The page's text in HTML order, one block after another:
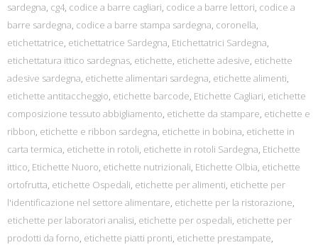
sardegna, cg4, codice a barre cagliari, codice a barre lettori, codice a
barre sardegna, codice a barre stampa sardegna, coronella,
etichettatrice, etichettatrice Sardegna, Etichettatrici Sardegna,
etichettatura ittico sardegnas, etichette, etichette adesive, etichette
adesive sardegna, etichette alimentari sardegna, etichette alimenti,
etichette antitaccheggio, etichette barcode, Etichette Cagliari, etichette
composizione tessuto abbigliamento, etichette da stampare, etichette e
ribbon, etichette e ribbon sardegna, etichette in bobina, etichette in
carta termica, etichette in rotoli, etichette in rotoli Sardegna, Etichette
ittico, Etichette Nuoro, etichette nutrizionali, Etichette Olbia, etichette
ortofrutta, etichette Ospedali, etichette per alimenti, etichette per
l'identificazione nel settore alimentare, etichette per la ristorazione,
etichette per laboratori analisi, etichette per ospedali, etichette per
prodotti da forno, etichette piatti pronti, etichette prestampate,